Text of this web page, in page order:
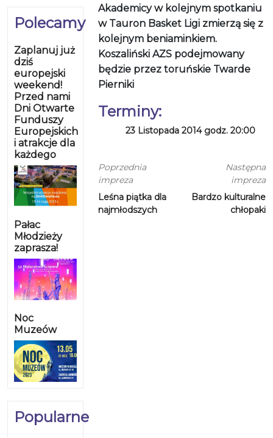
Polecamy
Zaplanuj już
dziś
europejski
weekend!
Przed nami
Dni Otwarte
Funduszy
Europejskich
i atrakcje dla
każdego
Pałac
Młodzieży
zaprasza!
Noc
Muzeów
Popularne
Akademicy w kolejnym spotkaniu
w Tauron Basket Ligi zmierzą się z
kolejnym beniaminkiem.
Koszaliński AZS podejmowany
będzie przez toruńskie Twarde
Pierniki
Terminy:
23 Listopada 2014 godz. 20:00
Poprzednia
impreza
Leśna piątka dla
najmłodszych
Następna
impreza
Bardzo kulturalne
chłopaki